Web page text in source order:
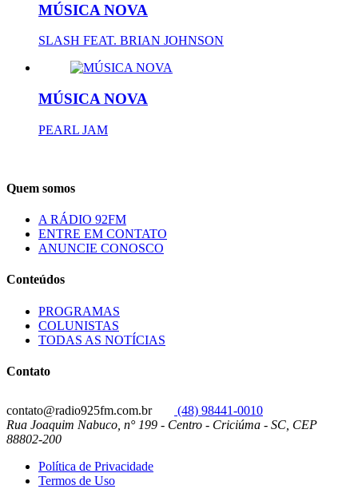
MÚSICA NOVA
SLASH FEAT. BRIAN JOHNSON
MÚSICA NOVA
PEARL JAM
Quem somos
A RÁDIO 92FM
ENTRE EM CONTATO
ANUNCIE CONOSCO
Conteúdos
PROGRAMAS
COLUNISTAS
TODAS AS NOTÍCIAS
Contato
contato@radio925fm.com.br
(48) 98441-0010
Rua Joaquim Nabuco, n° 199 - Centro - Criciúma - SC, CEP
88802-200
Política de Privacidade
Termos de Uso